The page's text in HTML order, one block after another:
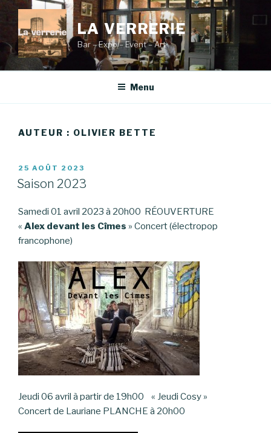
contenu
principal
LA VERRERIE
Bar – Expo – Event – Art
Menu
AUTEUR : OLIVIER BETTE
PUBLIÉ
LE
25 AOÛT 2023
Saison 2023
Samedi 01 avril 2023 à 20h00 RÉOUVERTURE
« Alex devant les Cîmes » Concert (électropop
francophone)
Jeudi 06 avril à partir de 19h00 « Jeudi Cosy »
Concert de Lauriane PLANCHE à 20h00